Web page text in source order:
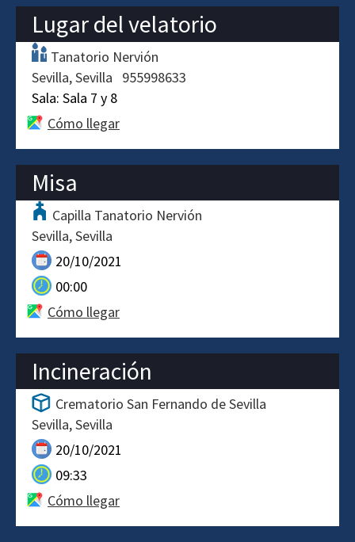
Lugar del velatorio
Tanatorio Nervión
Sevilla Sevilla
955998633
Sala: Sala 7 y 8
Cómo llegar
Misa
Capilla Tanatorio Nervión
Sevilla Sevilla
20/10/2021
00:00
Cómo llegar
Incineración
Crematorio San Fernando de Sevilla
Sevilla Sevilla
20/10/2021
09:33
Cómo llegar